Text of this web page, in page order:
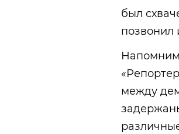
был
позвонил
между